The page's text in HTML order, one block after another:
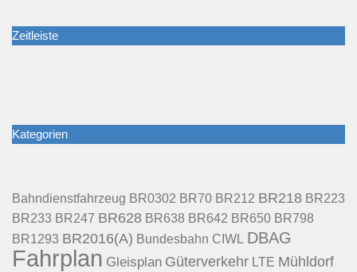
Zeitleiste
Kategorien
Bahndienstfahrzeug BR0302 BR70 BR212 BR218 BR223
BR233 BR247 BR628 BR638 BR642 BR650 BR798
BR1293 BR2016(A) Bundesbahn CIWL DBAG
Fahrplan Gleisplan Güterverkehr LTE Mühldorf